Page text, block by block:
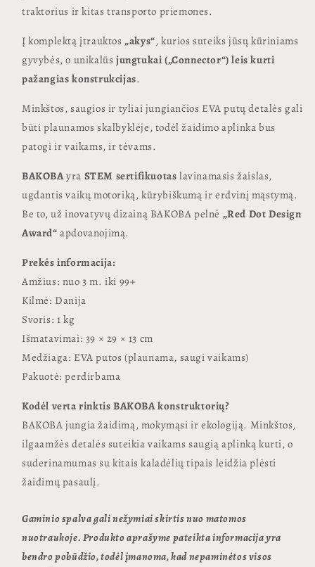
traktorius ir kitas transporto priemones.
Į komplektą įtrauktos„akys“, kurios suteiks jūsų kūriniams
gyvybės, o unikalūs jungtukai („Connector“) leis kurti
pažangias konstrukcijas.
Minkštos, saugios ir tyliai jungiančios EVA putų detalės gali
būti plaunamos skalbyklėje, todėl žaidimo aplinka bus
patogi ir vaikams, ir tėvams.
BAKOBAyra STEM sertifikuotas lavinamasis žaislas,
ugdantis vaikų motoriką, kūrybiškumą ir erdvinį mąstymą.
Be to, už inovatyvų dizainą BAKOBA pelnė „Red Dot Design
Award“ apdovanojimą.
Prekės informacija:
Amžius: nuo 3 m. iki 99+
Kilmė: Danija
Svoris: 1 kg
Išmatavimai: 39 × 29 × 13 cm
Medžiaga: EVA putos (plaunama, saugi vaikams)
Pakuotė: perdirbama
Kodėl verta rinktis BAKOBA konstruktorių?
BAKOBA jungia žaidimą, mokymąsi ir ekologiją. Minkštos,
ilgaamžės detalės suteikia vaikams saugią aplinką kurti, o
suderinamumas su kitais kaladėlių tipais leidžia plėsti
žaidimų pasaulį.
Gaminio spalva gali nežymiai skirtis nuo matomos
nuotraukoje. Produkto aprašyme pateikta informacija yra
bendro pobūdžio, todėl įmanoma, kad nepaminėtos visos